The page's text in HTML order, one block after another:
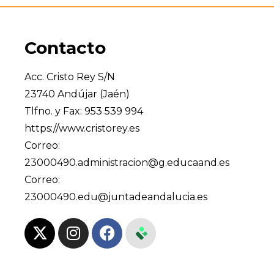
Contacto
Acc. Cristo Rey S/N
23740 Andújar (Jaén)
Tlfno. y Fax: 953 539 994
https://www.cristorey.es
Correo:
23000490.administracion@g.educaand.es
Correo:
23000490.edu@juntadeandalucia.es